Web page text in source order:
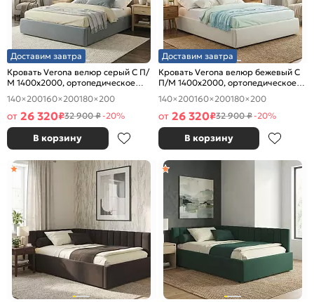
Доставим завтра
Кровать Verona велюр серый С П/
М 1400x2000, ортопедическое
основание, изголовье мягкое
140×200160×200180×200
от 26 320₽32 900 ₽-20%
В корзину
Доставим завтра
Кровать Verona велюр бежевый С
П/М 1400x2000, ортопедическое
основание, изголовье мягкое
140×200160×200180×200
от 26 320₽32 900 ₽-20%
В корзину